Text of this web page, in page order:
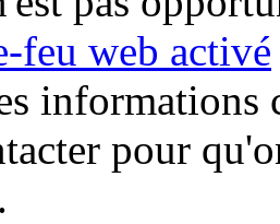
feu web activé
informations
pour